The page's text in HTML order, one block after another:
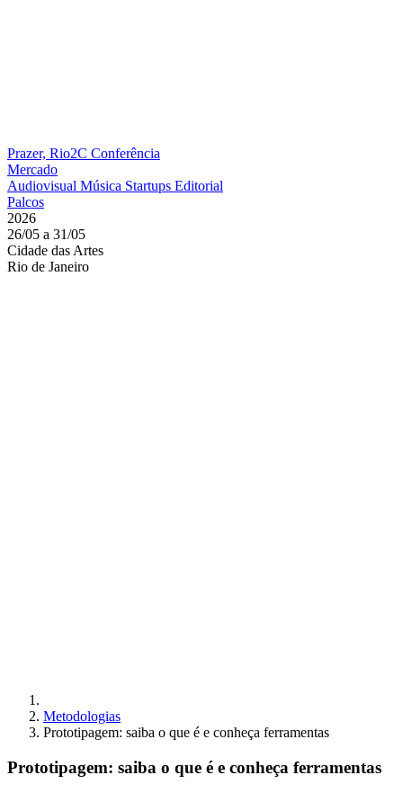
Prazer, Rio2C Conferência
Mercado
Audiovisual Música Startups Editorial
Palcos
2026
26/05 a 31/05
Cidade das Artes
Rio de Janeiro
Metodologias
Prototipagem: saiba o que é e conheça ferramentas
Prototipagem: saiba o que é e conheça ferramentas